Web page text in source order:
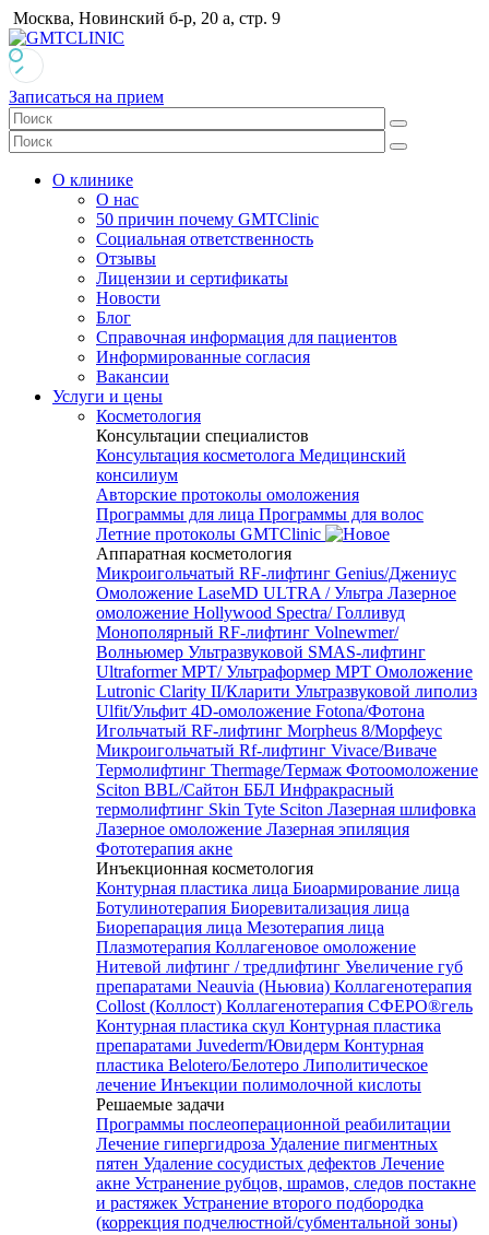
Москва, Новинский б-р, 20 а, стр. 9
Записаться на прием
О клинике
О нас
50 причин почему GMTClinic
Социальная ответственность
Отзывы
Лицензии и сертификаты
Новости
Блог
Справочная информация для пациентов
Информированные согласия
Вакансии
Услуги и цены
Косметология
Консультации специалистов
Консультация косметолога Медицинский
консилиум
Авторские протоколы омоложения
Программы для лица Программы для волос
Летние протоколы GMTClinic
Аппаратная косметология
Микроигольчатый RF-лифтинг Genius/Джениус
Омоложение LaseMD ULTRA / Ультра Лазерное
омоложение Hollywood Spectra/ Голливуд
Монополярный RF-лифтинг Volnewmer/
Волньюмер Ультразвуковой SMAS-лифтинг
Ultraformer MPT/ Ультраформер MPT Омоложение
Lutronic Clarity II/Кларити Ультразвуковой липолиз
Ulfit/Ульфит 4D-омоложение Fotona/Фотона
Игольчатый RF-лифтинг Morpheus 8/Морфеус
Микроигольчатый Rf-лифтинг Vivace/Виваче
Термолифтинг Thermage/Термаж Фотоомоложение
Sciton BBL/Сайтон ББЛ Инфракрасный
термолифтинг Skin Tyte Sciton Лазерная шлифовка
Лазерное омоложение Лазерная эпиляция
Фототерапия акне
Инъекционная косметология
Контурная пластика лица Биоармирование лица
Ботулинотерапия Биоревитализация лица
Биорепарация лица Мезотерапия лица
Плазмотерапия Коллагеновое омоложение
Нитевой лифтинг / тредлифтинг Увеличение губ
препаратами Neauvia (Ньювиа) Коллагенотерапия
Collost (Коллост) Коллагенотерапия СФЕРО®гель
Контурная пластика скул Контурная пластика
препаратами Juvederm/Ювидерм Контурная
пластика Belotero/Белотеро Липолитическое
лечение Инъекции полимолочной кислоты
Решаемые задачи
Программы послеоперационной реабилитации
Лечение гипергидроза Удаление пигментных
пятен Удаление сосудистых дефектов Лечение
акне Устранение рубцов, шрамов, следов постакне
и растяжек Устранение второго подбородка
(коррекция подчелюстной/субментальной зоны)